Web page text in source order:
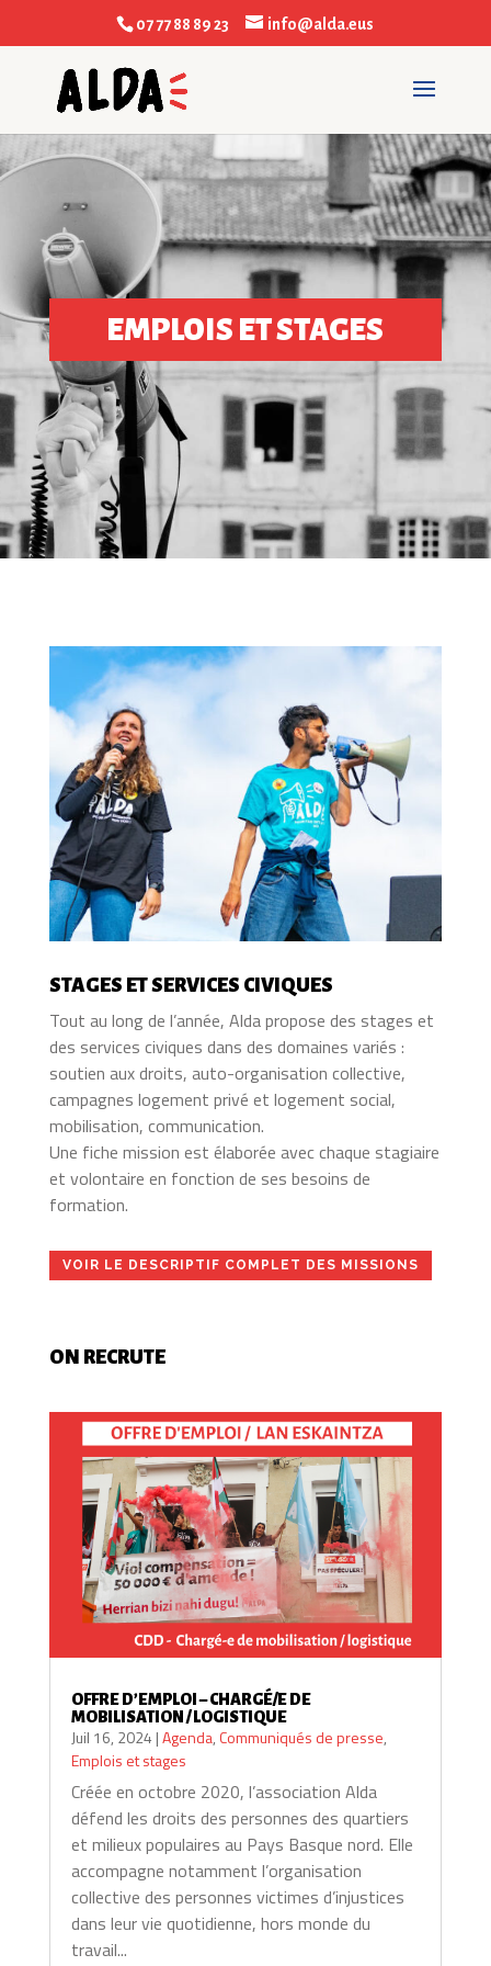
07 77 88 89 23 info@alda.eus
EMPLOIS ET STAGES
STAGES ET SERVICES CIVIQUES
Tout au long de l’année, Alda propose des stages et
des services civiques dans des domaines variés :
soutien aux droits, auto-organisation collective,
campagnes logement privé et logement social,
mobilisation, communication.
Une fiche mission est élaborée avec chaque stagiaire
et volontaire en fonction de ses besoins de
formation.
VOIR LE DESCRIPTIF COMPLET DES MISSIONS
ON RECRUTE
OFFRE D’EMPLOI – CHARGÉ/E DE
MOBILISATION / LOGISTIQUE
Juil 16, 2024 |Agenda, Communiqués de presse,
Emplois et stages
Créée en octobre 2020, l’association Alda
défend les droits des personnes des quartiers
et milieux populaires au Pays Basque nord. Elle
accompagne notamment l’organisation
collective des personnes victimes d’injustices
dans leur vie quotidienne, hors monde du
travail...